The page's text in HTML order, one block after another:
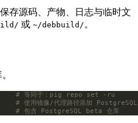
保存源码、产物、日志与临时文
或 ~/debbuild/ 。
# 等同于：pig repo set -ru
# 使用镜像/代理路径添加
b # 包含 PostgreSQL beta 仓库